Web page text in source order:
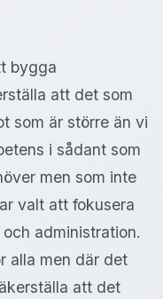
bygga
att det som
som är större än vi
i sådant som
men som inte
valt att fokusera
administration.
alla men där det
att det